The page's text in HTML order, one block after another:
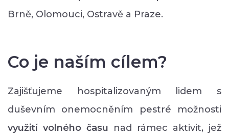
Brně, Olomouci, Ostravě a Praze.
Co je naším cílem?
Zajišťujeme hospitalizovaným lidem s
duševním onemocněním pestré možnosti
využití volného času nad rámec aktivit, jež